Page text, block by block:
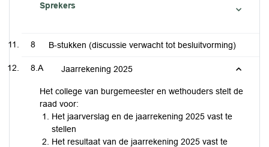
Sprekers
8 B-stukken (discussie verwacht tot besluitvorming)
8.A Jaarrekening 2025
Het college van burgemeester en wethouders stelt de
raad voor:
Het jaarverslag en de jaarrekening 2025 vast te
stellen
Het resultaat van de jaarrekening 2025 vast te